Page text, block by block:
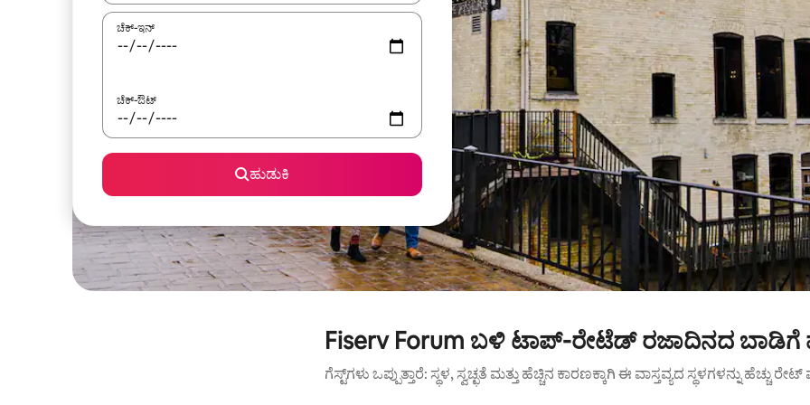
ಚೆಕ್-ಇನ್
ಚೆಕ್-ಔಟ್
ಹುಡುಕಿ
Fiserv Forum ಬಳಿ ಟಾಪ್-ರೇಟೆಡ್ ರಜಾದಿನದ ಬಾಡಿಗೆ
ಗೆಸ್ಟ್‌ಗಳು ಒಪ್ಪುತ್ತಾರೆ: ಸ್ಥಳ, ಸ್ವಚ್ಛತೆ ಮತ್ತು ಹೆಚ್ಚಿನ ಕಾರಣಕ್ಕಾಗಿ ಈ ವಾಸ್ತವ್ಯದ ಸ್ಥಳಗಳನ್ನು ಹೆಚ್ಚು